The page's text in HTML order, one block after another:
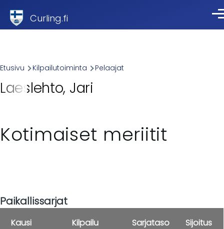
Curling.fi
Breadcrumb
Etusivu Kilpailutoiminta Pelaajat
Laeslehto, Jari
Kotimaiset meriitit
Paikallissarjat
Kausi Kilpailu Sarjataso Sijoitus